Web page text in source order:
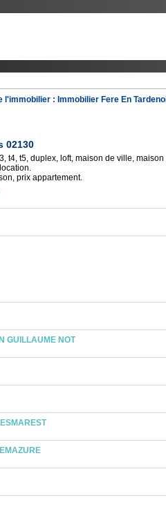
l'immobilier : Immobilier Fere En
02130
t4, t5, duplex, loft, maison de ville,
prix appartement.
GUILLAUME NOT